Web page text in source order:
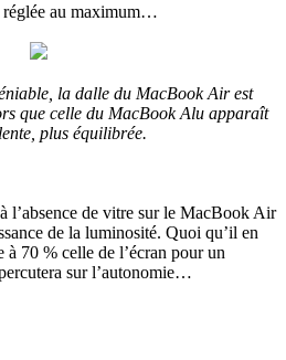
réglée au maximum…
la dalle du MacBook Air est
que celle du MacBook Alu apparaît
plus équilibrée.
l’absence de vitre sur le MacBook Air
de la luminosité. Quoi qu’il en
70 % celle de l’écran pour un
sur l’autonomie…